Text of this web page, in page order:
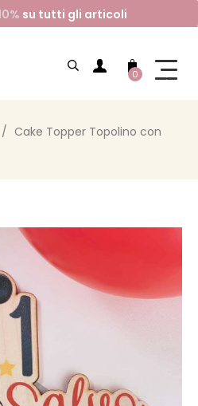
su tutti gli articoli
0
Cake Topper Topolino con